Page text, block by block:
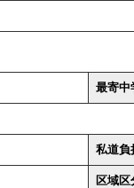
最寄中
私道負
区域区